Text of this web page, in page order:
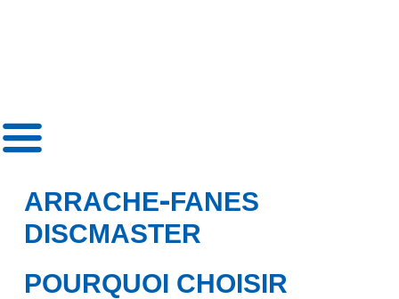
ARRACHE-FANES
DISCMASTER
POURQUOI CHOISIR